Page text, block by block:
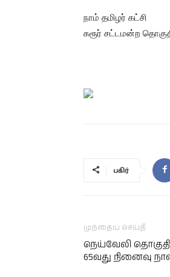
நாம் தமிழர் கட்சி
கரூர் சட்டமன்ற
பகிர்
முந்தைய செய்தி
நெய்வேலி
65வது நினைவு